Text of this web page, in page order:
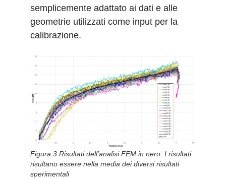
semplicemente adattato ai dati e alle
geometrie utilizzati come input per la
calibrazione.
Figura 3 Risultati dell’analisi FEM in nero. I risultati
risultano essere nella media dei diversi risultati
sperimentali